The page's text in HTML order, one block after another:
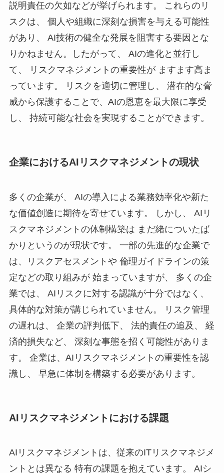
説明責任の欠如などが挙げられます。 これらのリ
スクは、 個人や組織に深刻な損害を与える可能性
があり、 AI技術の健全な発展を阻害する要因とな
りかねません。したがって、 AIの進化と並行し
て、 リスクマネジメントの重要性が ますます高ま
っています。 リスクを適切に管理し、 潜在的な脅
威から保護することで、AIの恩恵を最大限に享受
し、 持続可能な社会を実現することができます。
企業におけるAIリスクマネジメントの現状
多くの企業が、 AIの導入による業務効率化や新た
な価値創造に期待を寄せています。 しかし、 AIリ
スクマネジメントの体制構築は まだ緒についたば
かりというのが現状です。 一部の先進的な企業で
は、リスクアセスメントや 倫理ガイドラインの策
定などの取り組みが 始まっていますが、 多くの企
業では、 AIリスクに対する認識が十分ではなく、
具体的な対策が講じられていません。 リスク管理
の遅れは、 企業の評判低下、 法的責任の追及、 経
済的損失など、 深刻な事態を招く可能性がありま
す。 企業は、AIリスクマネジメントの重要性を認
識し、 早急に体制を構築する必要があります。
AIリスクマネジメントにおける課題
AIリスクマネジメントは、従来のITリスクマネジメ
ントとは異なる 特有の課題を抱えています。 AIシ